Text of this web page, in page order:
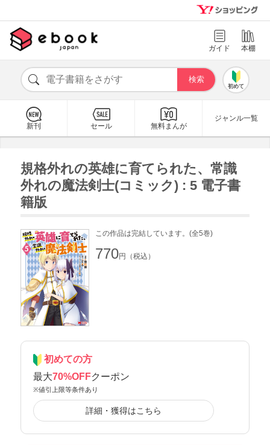
ガイド 本棚
初めて
新刊 セール 無料まんが
ジャンル一覧
規格外れの英雄に育てられた、常識
外れの魔法剣士(コミック) : 5 電子書
籍版
この作品は完結しています。(全5巻)
770円（税込）
初めての方
最大70%OFFクーポン
※値引上限等条件あり
詳細・獲得はこちら